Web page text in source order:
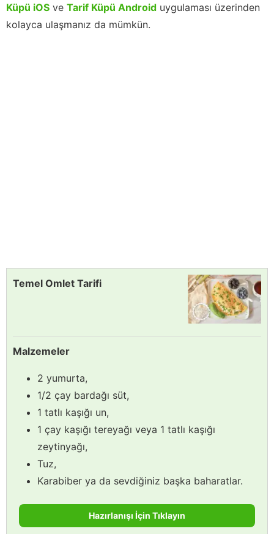
Küpü iOS ve Tarif Küpü Android uygulaması üzerinden
kolayca ulaşmanız da mümkün.
Temel Omlet Tarifi
Malzemeler
2 yumurta,
1/2 çay bardağı süt,
1 tatlı kaşığı un,
1 çay kaşığı tereyağı veya 1 tatlı kaşığı
zeytinyağı,
Tuz,
Karabiber ya da sevdiğiniz başka baharatlar.
Hazırlanışı İçin Tıklayın